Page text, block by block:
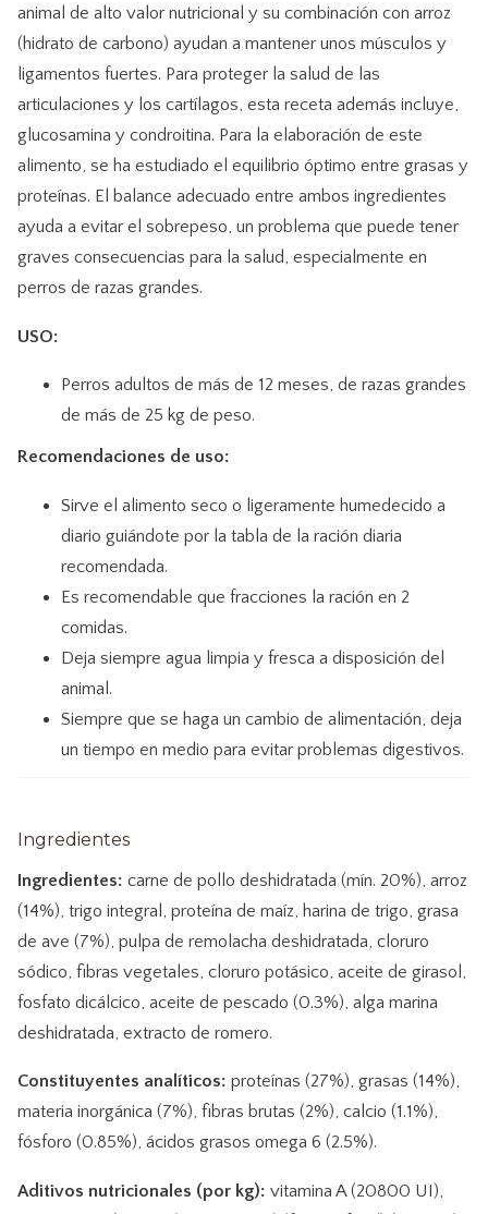
animal de alto valor nutricional y su combinación con arroz
(hidrato de carbono) ayudan a mantener unos músculos y
ligamentos fuertes. Para proteger la salud de las
articulaciones y los cartílagos, esta receta además incluye,
glucosamina y condroitina. Para la elaboración de este
alimento, se ha estudiado el equilibrio óptimo entre grasas y
proteínas. El balance adecuado entre ambos ingredientes
ayuda a evitar el sobrepeso, un problema que puede tener
graves consecuencias para la salud, especialmente en
perros de razas grandes.
USO:
Perros adultos de más de 12 meses, de razas grandes
de más de 25 kg de peso.
Recomendaciones de uso:
Sirve el alimento seco o ligeramente humedecido a
diario guiándote por la tabla de la ración diaria
recomendada.
Es recomendable que fracciones la ración en 2
comidas.
Deja siempre agua limpia y fresca a disposición del
animal.
Siempre que se haga un cambio de alimentación, deja
un tiempo en medio para evitar problemas digestivos.
Ingredientes
Ingredientes: carne de pollo deshidratada (mín. 20%), arroz
(14%), trigo integral, proteína de maíz, harina de trigo, grasa
de ave (7%), pulpa de remolacha deshidratada, cloruro
sódico, fibras vegetales, cloruro potásico, aceite de girasol,
fosfato dicálcico, aceite de pescado (0.3%), alga marina
deshidratada, extracto de romero.
Constituyentes analíticos: proteínas (27%), grasas (14%),
materia inorgánica (7%), fibras brutas (2%), calcio (1.1%),
fósforo (0.85%), ácidos grasos omega 6 (2.5%).
Aditivos nutricionales (por kg): vitamina A (20800 UI),